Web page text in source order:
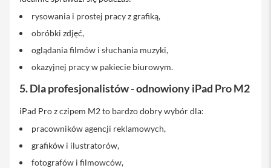
f
e
M
g
S
f
e
c
w
y
rysowania i prostej pracy z grafiką,
obróbki zdjęć,
oglądania filmów i słuchania muzyki,
okazyjnej pracy w pakiecie biurowym.
5. Dla profesjonalistów - odnowiony iPad Pro M2
iPad Pro z czipem M2 to bardzo dobry wybór dla:
pracowników agencji reklamowych,
grafików i ilustratorów,
fotografów i filmowców,